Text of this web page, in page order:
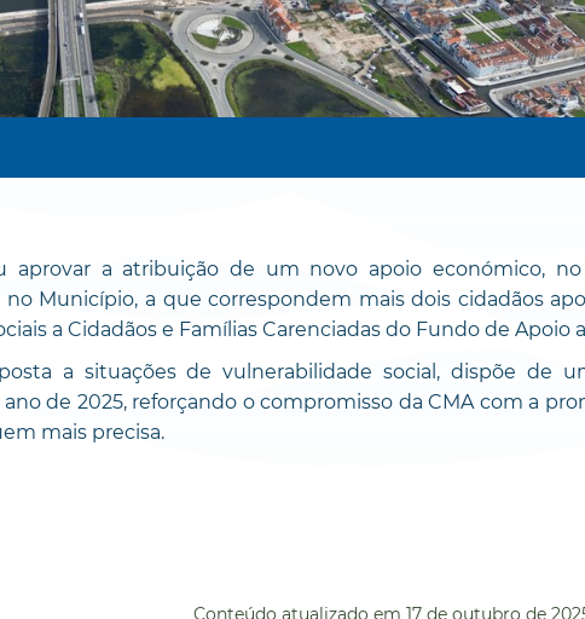
aprovar a atribuição de um novo apoio económico,
Município, a que correspondem mais dois cidadãos
a Cidadãos e Famílias Carenciadas do Fundo de Apoio
a situações de vulnerabilidade social, dispõe de
de 2025, reforçando o compromisso da CMA com a
mais precisa.
Conteúdo atualizado em 17 de outubro de